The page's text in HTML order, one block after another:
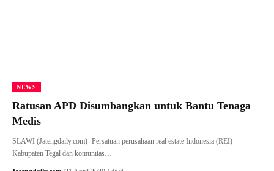
NEWS
Ratusan APD Disumbangkan untuk Bantu Tenaga
Medis
SLAWI (Jatengdaily.com)- Persatuan perusahaan real estate Indonesia (REI)
Kabupaten Tegal dan komunitas…